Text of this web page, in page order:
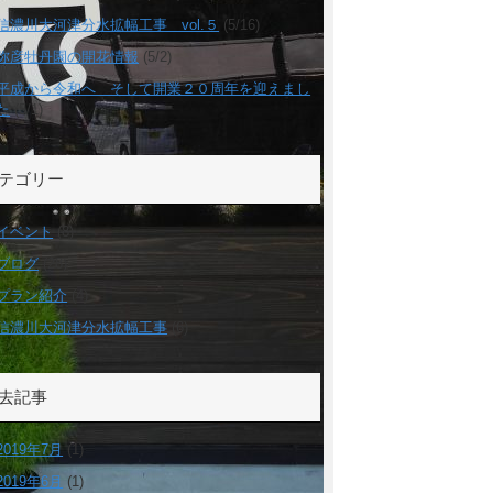
濃川大河津分水拡幅工事 vol.５ (5/16)
彦牡丹園の開花情報 (5/2)
成から令和へ そして開業２０周年を迎えまし
(5/1)
ゴリー
ベント(8)
ログ
ラン紹介
濃川大河津分水拡幅工事
記事
年7月 (1)
年6月 (1)